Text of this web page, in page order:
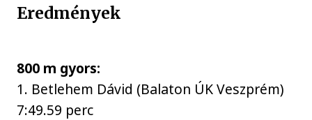
Eredmények
800 m gyors:
1. Betlehem Dávid (Balaton ÚK Veszprém)
7:49.59 perc